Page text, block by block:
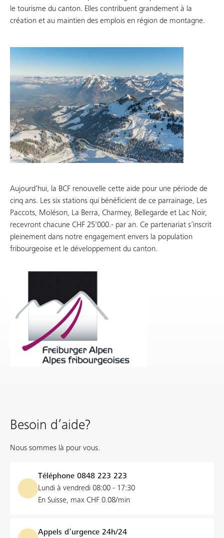
le tourisme du canton. Elles contribuent grandement à la
création et au maintien des emplois en région de montagne.
Aujourd’hui, la BCF renouvelle cette aide pour une période de
cinq ans. Les six stations qui bénéficient de ce parrainage, Les
Paccots, Moléson, La Berra, Charmey, Bellegarde et Lac Noir,
recevront chacune CHF 25'000.- par an. Ce partenariat s’inscrit
pleinement dans notre engagement envers la population
fribourgeoise et le développement du canton.
Besoin d’aide?
Nous sommes là pour vous.
Téléphone 0848 223 223
Lundi à vendredi 08:00 - 17:30
En Suisse, max CHF 0.08/min
Appels d’urgence 24h/24